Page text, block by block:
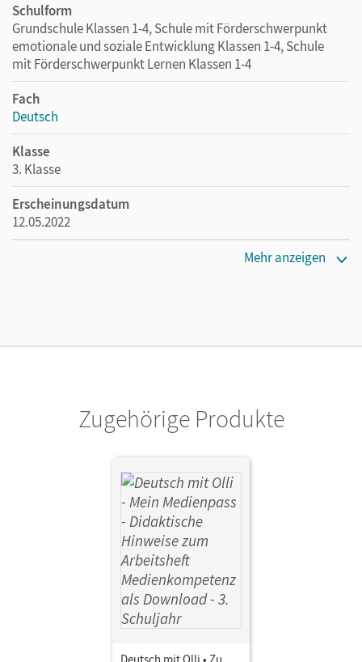
Schulform
Grundschule Klassen 1-4, Schule mit Förderschwerpunkt
emotionale und soziale Entwicklung Klassen 1-4, Schule
mit Förderschwerpunkt Lernen Klassen 1-4
Fach
Deutsch
Klasse
3. Klasse
Erscheinungsdatum
12.05.2022
Mehr anzeigen
Zugehörige Produkte